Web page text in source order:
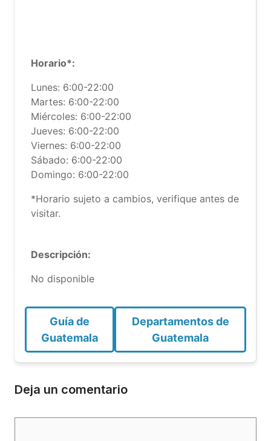
Horario*:
Lunes: 6:00-22:00
Martes: 6:00-22:00
Miércoles: 6:00-22:00
Jueves: 6:00-22:00
Viernes: 6:00-22:00
Sábado: 6:00-22:00
Domingo: 6:00-22:00
*Horario sujeto a cambios, verifique antes de
visitar.
Descripción:
No disponible
Guía de
Guatemala
Departamentos de
Guatemala
Deja un comentario